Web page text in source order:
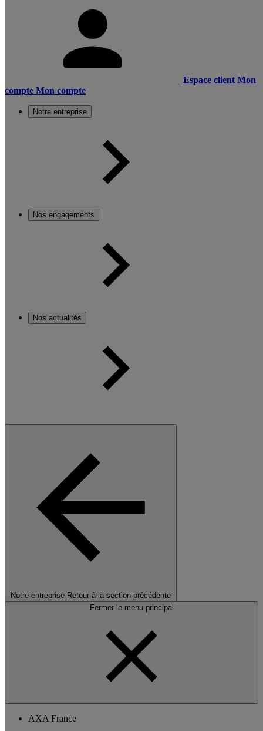
Espace client Mon
compte Mon compte
Notre entreprise
Nos engagements
Nos actualités
Notre entreprise Retour à la section précédente
Fermer le menu principal
AXA France